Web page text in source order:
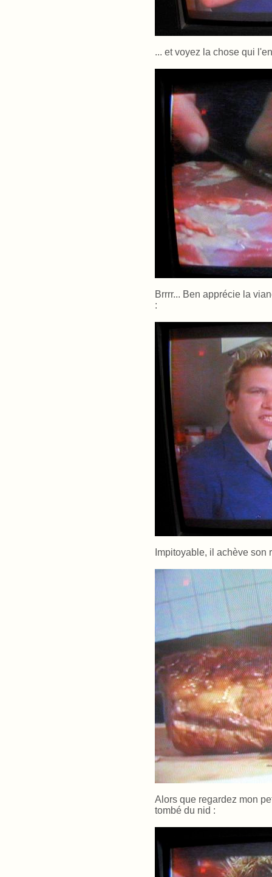
... et voyez la chose qui
Brrrr... Ben apprécie la
:
Impitoyable, il achève son
Alors que regardez mon
tombé du nid :